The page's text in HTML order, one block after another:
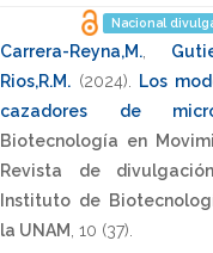
Nacional
Carrera-Reyna,M.
Rios,R.M. (2024)
Los
cazadores de
Biotecnología en
Revista de
Instituto de
la UNAM 10 (37).